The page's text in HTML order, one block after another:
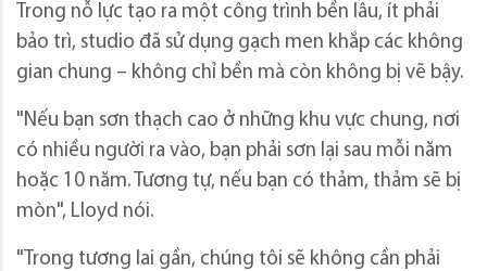
Trong nỗ lực tạo ra một công trình bền lâu, ít phải
bảo trì, studio đã sử dụng gạch men khắp các không
gian chung – không chỉ bền mà còn không bị vẽ bậy.
"Nếu bạn sơn thạch cao ở những khu vực chung, nơi
có nhiều người ra vào, bạn phải sơn lại sau mỗi năm
hoặc 10 năm. Tương tự, nếu bạn có thảm, thảm sẽ bị
mòn", Lloyd nói.
"Trong tương lai gần, chúng tôi sẽ không cần phải